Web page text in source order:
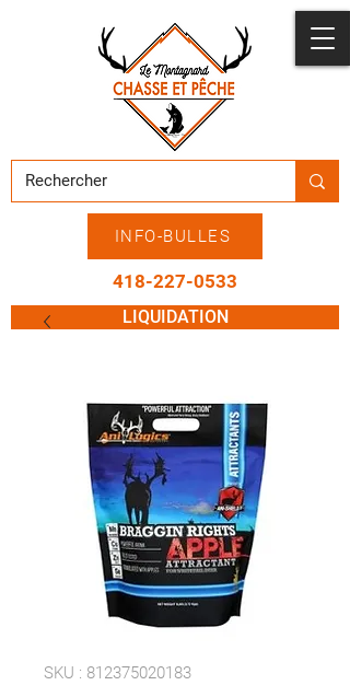
INFO-BULLES
418-227-0533
LIQUIDATION
SKU : 812375020183